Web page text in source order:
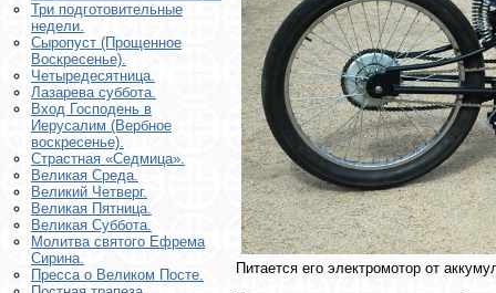
Три подготовительные
недели.
Сыропуст (Прощенное
Воскресенье).
Четыредесятница.
Лазарева суббота.
Вход Господень в
Иерусалим (Вербное
воскресенье).
Страстная «Седмица».
Великая Среда.
Великий Четверг.
Великая Пятница.
Великая Суббота.
Молитва святого Ефрема
Сирина.
Пресса о Великом Посте.
Питается его электромотор от